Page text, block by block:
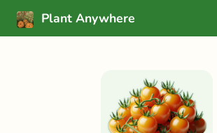
Plant Anywhere